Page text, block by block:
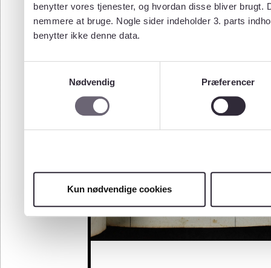
benytter vores tjenester, og hvordan disse bliver
nemmere at bruge. Nogle sider indeholder 3. parts
benytter ikke denne data.
Nødvendig
Præferencer
Kun nødvendige cookies